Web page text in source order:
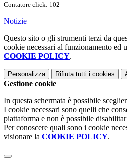
Contatore click: 102
Notizie
Questo sito o gli strumenti terzi da
cookie necessari al funzionamento ed
COOKIE POLICY.
Personalizza Rifiuta tutti i cookies
Gestione cookie
In questa schermata è possibile
I cookie necessari sono quelli che
piattaforma e non è possibile
Per conoscere quali sono i cookie
visionare la COOKIE POLICY.